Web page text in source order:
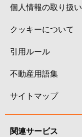
個人情報の取り扱い
クッキーについて
引用ルール
不動産用語集
サイトマップ
関連サービス